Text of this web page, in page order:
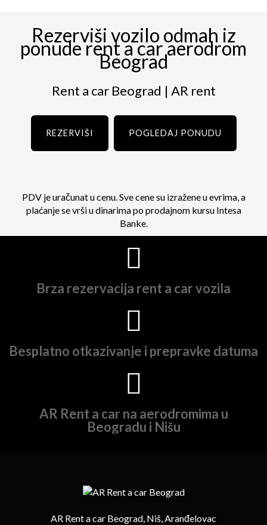
Rezerviši vozilo odmah iz
ponude rent a car aerodrom
Beograd
Rent a car Beograd | AR rent
REZERVIŠI POGLEDAJ PONUDU
PDV je uračunat u cenu. Sve cene su izražene u evrima, a
plaćanje se vrši u dinarima po prodajnom kursu Intesa
Banke.
Brza rezervacija rent a car vozila
Besplatno otkazivanje i prepravke datuma
AR Rent a car na aerodromima u
Beogradu i Nišu
AR Rent a car Beograd, Niš, Aranđelovac